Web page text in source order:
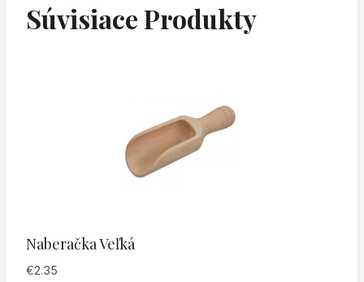
Súvisiace Produkty
Naberačka Veľká
€2.35